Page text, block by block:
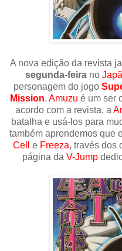
A nova edição da revista
segunda-feirano
personagem do jogo
Mission. Amuzu é um ser
acordo com a revista, a
batalha e usá-los para
também aprendemos que
Cell
e Freeza, través dos
página da V-Jump